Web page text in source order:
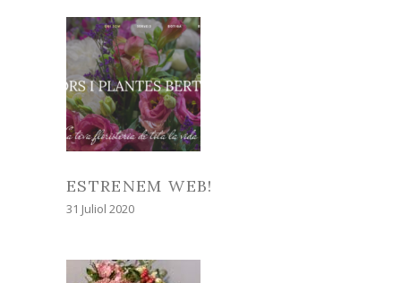
ESTRENEM WEB!
31 Juliol 2020